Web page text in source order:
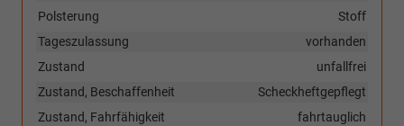
Stoff
Polsterung
vorhanden
Tageszulassung
unfallfrei
Zustand
Scheckheftgepflegt
Zustand, Beschaffenheit
fahrtauglich
Zustand, Fahrfähigkeit